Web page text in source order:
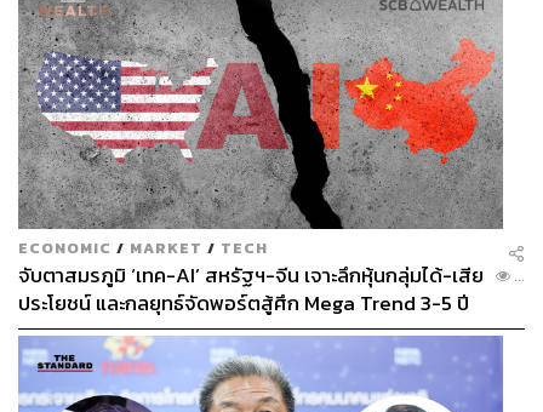
ECONOMIC / MARKET / TECH
จับตาสมรภูมิ ‘เทค-AI’ สหรัฐฯ-จีน เจาะลึกหุ้นกลุ่มได้-เสีย
ประโยชน์ และกลยุทธ์จัดพอร์ตสู้ศึก Mega Trend 3-5 ปี
ข้างหน้า
...